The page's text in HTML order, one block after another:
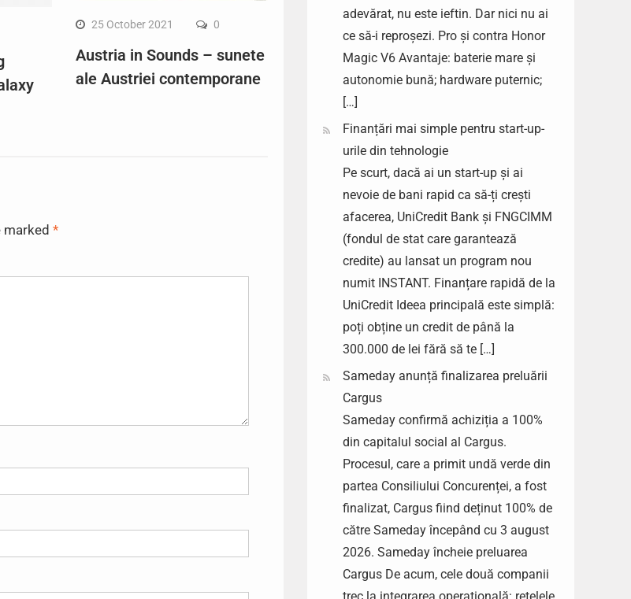
25 October 2021 0
Austria in Sounds – sunete
ale Austriei contemporane
marked *
adevărat, nu este ieftin. Dar nici nu ai
ce să-i reproșezi. Pro și contra Honor
Magic V6 Avantaje: baterie mare și
autonomie bună; hardware puternic;
[…]
Finanțări mai simple pentru start-up-
urile din tehnologie
Pe scurt, dacă ai un start-up și ai
nevoie de bani rapid ca să-ți crești
afacerea, UniCredit Bank și FNGCIMM
(fondul de stat care garantează
credite) au lansat un program nou
numit INSTANT. Finanțare rapidă de la
UniCredit Ideea principală este simplă:
poți obține un credit de până la
300.000 de lei fără să te […]
Sameday anunță finalizarea preluării
Cargus
Sameday confirmă achiziția a 100%
din capitalul social al Cargus.
Procesul, care a primit undă verde din
partea Consiliului Concurenței, a fost
finalizat, Cargus fiind deținut 100% de
către Sameday începând cu 3 august
2026. Sameday încheie preluarea
Cargus De acum, cele două companii